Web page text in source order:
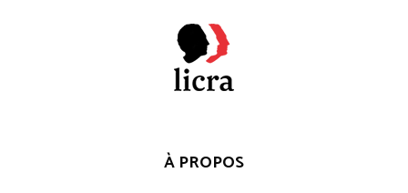
À PROPOS